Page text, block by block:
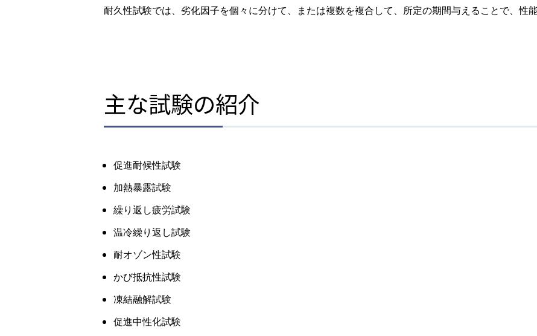
耐久性試験では、劣化因子を個々に分けて、または複数を複合して、所定の期間与えることで、性
主な試験の紹介
促進耐候性試験
加熱暴露試験
繰り返し疲労試験
温冷繰り返し試験
耐オゾン性試験
かび抵抗性試験
凍結融解試験
促進中性化試験